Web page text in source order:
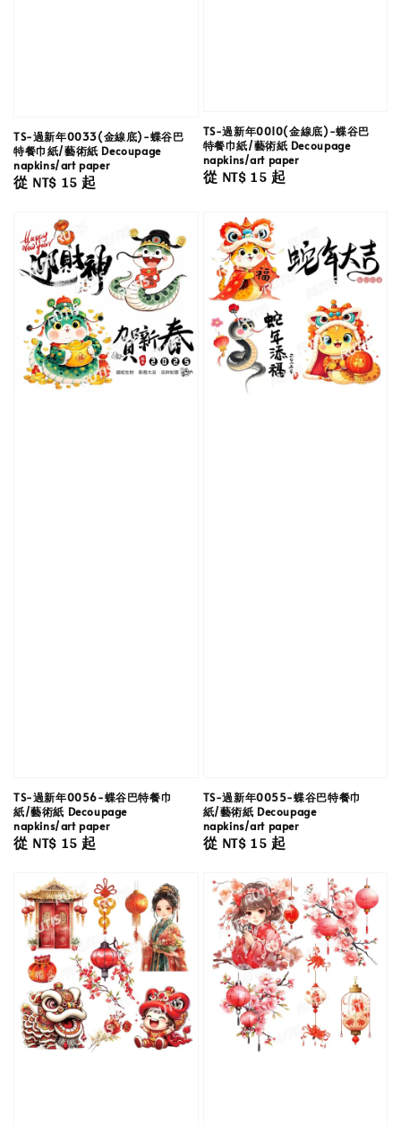
TS-過新年0033(金線底)-蝶谷巴
特餐巾紙/藝術紙 Decoupage
napkins/art paper
Regular
從 NT$ 15起
TS-過新年0010(金線底)-蝶谷巴
特餐巾紙/藝術紙 Decoupage
napkins/art paper
Regular
從 NT$ 15起
TS-過新年0056-蝶谷巴特餐巾
紙/藝術紙 Decoupage
napkins/art paper
Regular
從 NT$ 15起
TS-過新年0055-蝶谷巴特餐巾
紙/藝術紙 Decoupage
napkins/art paper
Regular
從 NT$ 15起